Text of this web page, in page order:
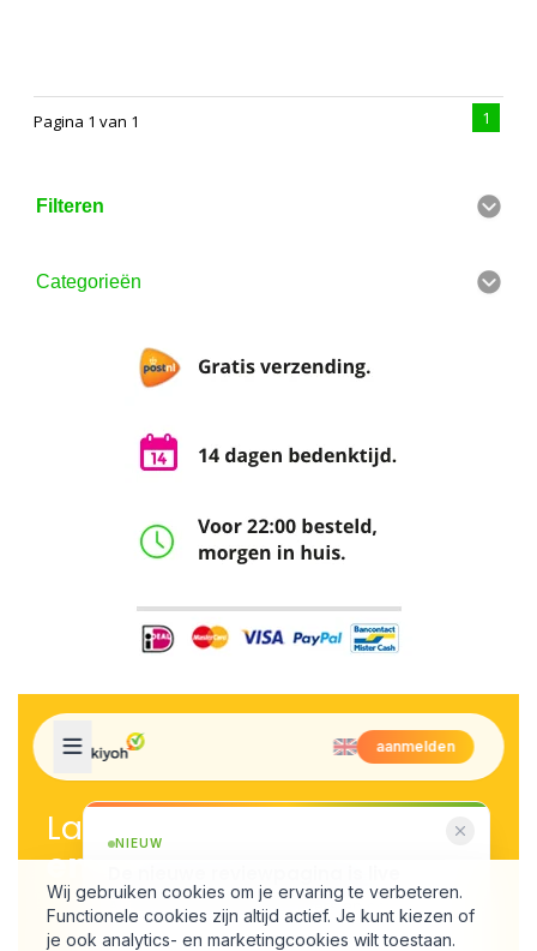
Pagina 1 van 1 1
Filteren
Categorieën